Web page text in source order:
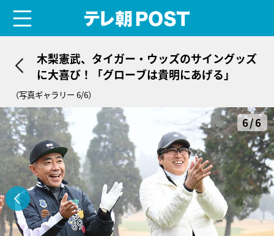
木梨憲武、タイガー・ウッズのサイングッズ
に大喜び！「グローブは貴明にあげる」
（写真ギャラリー 6/6）
6/6